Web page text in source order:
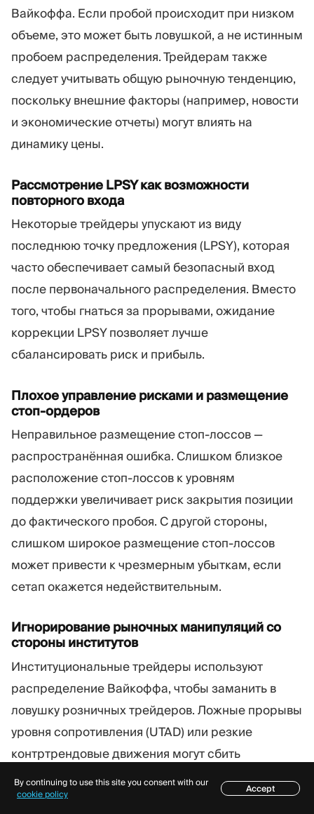
Вайкоффа. Если пробой происходит при низком
объеме, это может быть ловушкой, а не истинным
пробоем распределения. Трейдерам также
следует учитывать общую рыночную тенденцию,
поскольку внешние факторы (например, новости
и экономические отчеты) могут влиять на
динамику цены.
Рассмотрение LPSY как возможности
повторного входа
Некоторые трейдеры упускают из виду
последнюю точку предложения (LPSY), которая
часто обеспечивает самый безопасный вход
после первоначального распределения. Вместо
того, чтобы гнаться за прорывами, ожидание
коррекции LPSY позволяет лучше
сбалансировать риск и прибыль.
Плохое управление рисками и размещение
стоп-ордеров
Неправильное размещение стоп-лоссов —
распространённая ошибка. Слишком близкое
расположение стоп-лоссов к уровням
поддержки увеличивает риск закрытия позиции
до фактического пробоя. С другой стороны,
слишком широкое размещение стоп-лоссов
может привести к чрезмерным убыткам, если
сетап окажется недействительным.
Игнорирование рыночных манипуляций со
стороны институтов
Институциональные трейдеры используют
распределение Вайкоффа, чтобы заманить в
ловушку розничных трейдеров. Ложные прорывы
уровня сопротивления (UTAD) или резкие
контртрендовые движения могут сбить
трейдеров с толку и заставить их принять
неверную сторону сделки. Понимание принципов
Содержание
By continuing to use this site you consent with our
cookie policy
Accept